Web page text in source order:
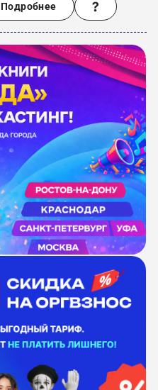
Подробнее